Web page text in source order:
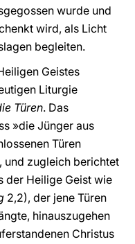
wurde und
wird, als Licht
begleiten.
Geistes
Liturgie
Türen. Das
»die Jünger aus
Türen
und zugleich berichtet
der Heilige Geist wie
2,2), der jene Türen
hinauszugehen
Christus